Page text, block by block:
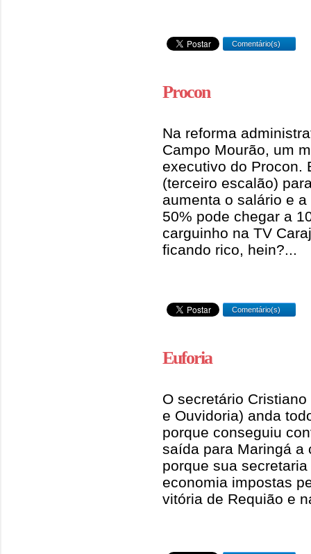
Comentário(s)
Procon
Na reforma
Campo Mourão, um
executivo do Procon.
(terceiro escalão)
aumenta o salário e
50% pode chegar a
carguinho na TV
ficando rico, hein?...
Comentário(s)
Euforia
O secretário
e Ouvidoria) anda
porque conseguiu
saída para Maringá a
porque sua
economia impostas
vitória de Requião e